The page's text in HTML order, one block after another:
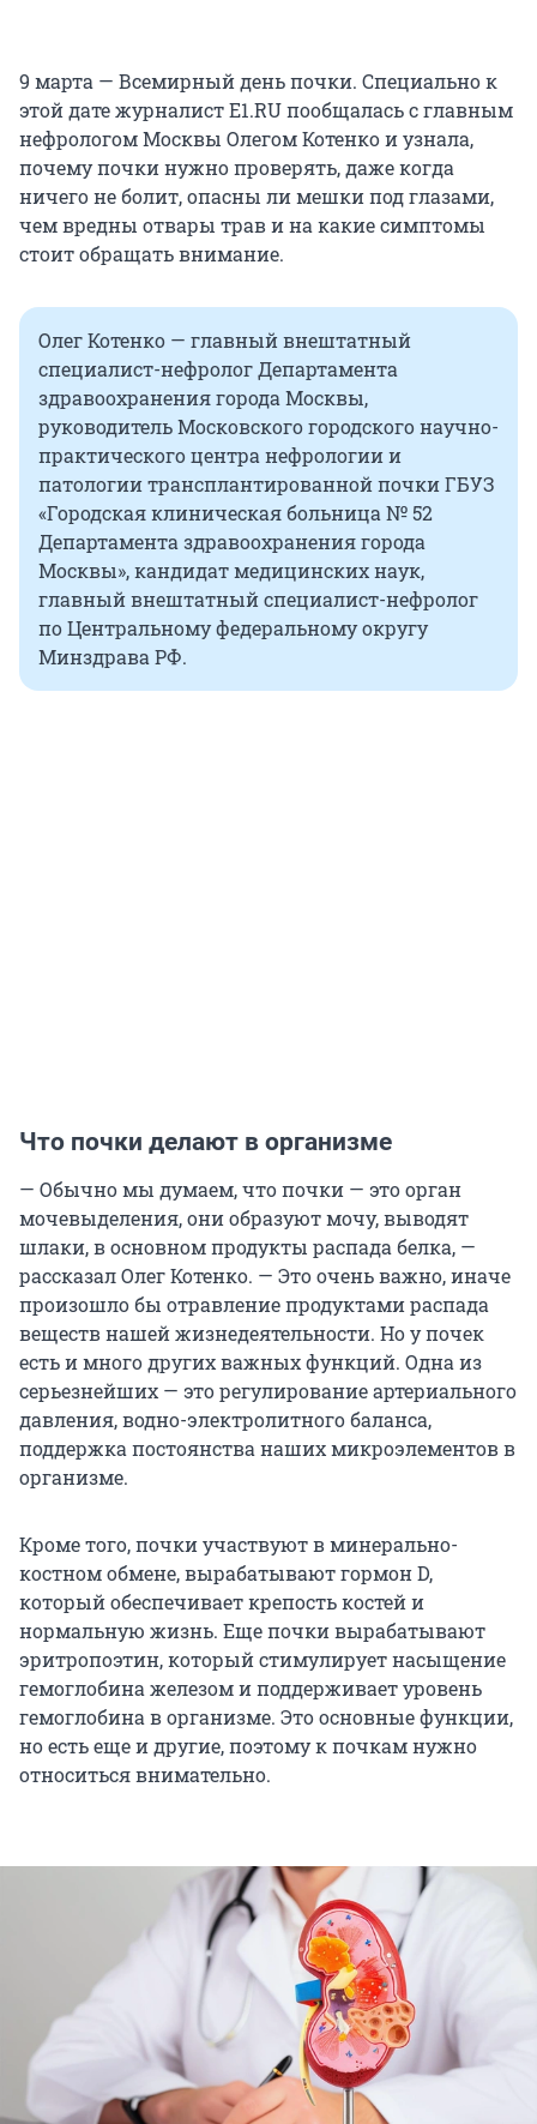
9 марта — Всемирный день почки. Специально к
этой дате журналист E1.RU пообщалась с главным
нефрологом Москвы Олегом Котенко и узнала,
почему почки нужно проверять, даже когда
ничего не болит, опасны ли мешки под глазами,
чем вредны отвары трав и на какие симптомы
стоит обращать внимание.
Олег Котенко — главный внештатный
специалист-нефролог Департамента
здравоохранения города Москвы,
руководитель Московского городского научно-
практического центра нефрологии и
патологии трансплантированной почки ГБУЗ
«Городская клиническая больница № 52
Департамента здравоохранения города
Москвы», кандидат медицинских наук,
главный внештатный специалист-нефролог
по Центральному федеральному округу
Минздрава РФ.
Что почки делают в организме
— Обычно мы думаем, что почки — это орган
мочевыделения, они образуют мочу, выводят
шлаки, в основном продукты распада белка, —
рассказал Олег Котенко. — Это очень важно, иначе
произошло бы отравление продуктами распада
веществ нашей жизнедеятельности. Но у почек
есть и много других важных функций. Одна из
серьезнейших — это регулирование артериального
давления, водно-электролитного баланса,
поддержка постоянства наших микроэлементов в
организме.
Кроме того, почки участвуют в минерально-
костном обмене, вырабатывают гормон D,
который обеспечивает крепость костей и
нормальную жизнь. Еще почки вырабатывают
эритропоэтин, который стимулирует насыщение
гемоглобина железом и поддерживает уровень
гемоглобина в организме. Это основные функции,
но есть еще и другие, поэтому к почкам нужно
относиться внимательно.